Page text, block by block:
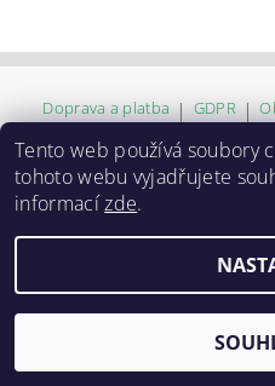
Doprava a platba | GDPR |
2026 © ZVĚROKRÁM ,
Tento web používá soubory
tohoto webu vyjadřujete
informacízde.